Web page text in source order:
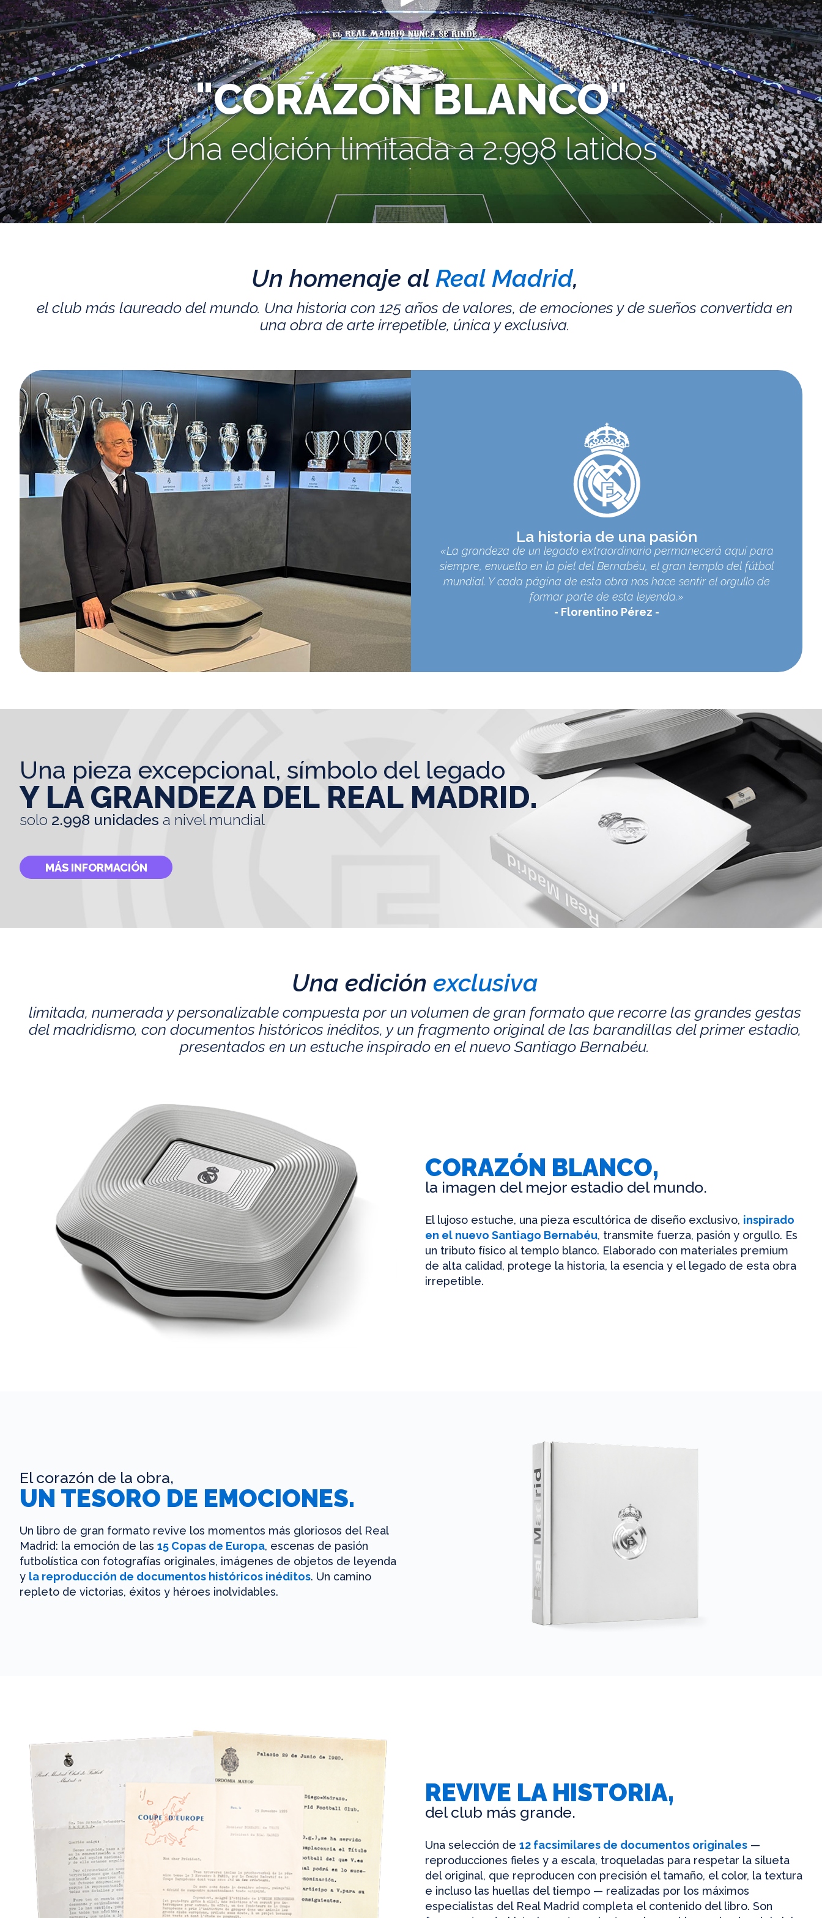
"CORAZÓN BLANCO"
Una edición limitada a 2.998 latidos
Un homenaje al Real Madrid,
el club más laureado del mundo. Una historia con 125 años de valores, de emociones y de sueños convertida en
una obra de arte irrepetible, única y exclusiva.
La historia de una pasión
«La grandeza de un legado extraordinario permanecerá aquí para
siempre, envuelto en la piel del Bernabéu, el gran templo del fútbol
mundial. Y cada página de esta obra nos hace sentir el orgullo de
formar parte de esta leyenda.»
Florentino Pérez
una pieza excepcional, símbolo del legado
Y LA GRANDEZA DEL REAL MADRID.
solo 2.998 unidades a nivel mundial
MÁS INFORMACIÓN
Una edición exclusiva
limitada, numerada y personalizable compuesta por un volumen de gran formato que recorre las grandes gestas
del madridismo, con documentos históricos inéditos, y un fragmento original de las barandillas del primer estadio,
presentados en un estuche inspirado en el nuevo Santiago Bernabéu.
CORAZÓN BLANCO,
la imagen del mejor estadio del mundo.
El lujoso estuche, una pieza escultórica de diseño exclusivo, inspirado
en el nuevo Santiago Bernabéu, transmite fuerza, pasión y orgullo. Es
un tributo físico al templo blanco. Elaborado con materiales premium
de alta calidad, protege la historia, la esencia y el legado de esta obra
irrepetible.
El corazón de la obra,
UN TESORO DE EMOCIONES.
Un libro de gran formato revive los momentos más gloriosos del Real
Madrid: la emoción de las 15 Copas de Europa, escenas de pasión
futbolística con fotografías originales, imágenes de objetos de leyenda
y la reproducción de documentos históricos inéditos. Un camino
repleto de victorias, éxitos y héroes inolvidables.
REVIVE LA HISTORIA,
del club más grande.
Una selección de 12 facsimilares de documentos originales —
reproducciones fieles y a escala, troqueladas para respetar la silueta
del original, que reproducen con precisión el tamaño, el color, la textura
e incluso las huellas del tiempo — realizadas por los máximos
especialistas del Real Madrid completa el contenido del libro. Son